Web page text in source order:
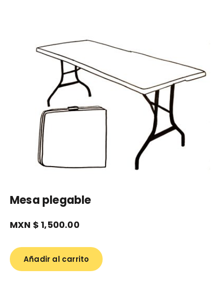
Mesa plegable
MXN $ 1,500.00
Añadir al carrito